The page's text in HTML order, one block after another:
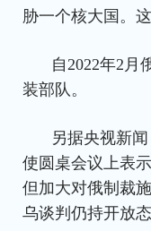
胁一个核大国。
自2022年2月
装部队。
另据央视新
使圆桌会议上表
但加大对俄制裁
乌谈判仍持开放态